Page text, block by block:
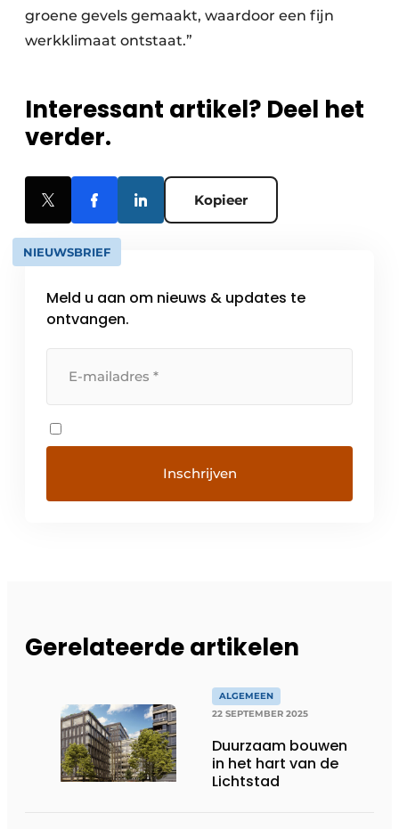
groene gevels gemaakt, waardoor een fijn
werkklimaat ontstaat.”
Interessant artikel? Deel het
verder.
Kopieer
NIEUWSBRIEF
Meld u aan om nieuws & updates te
ontvangen.
Gerelateerde artikelen
ALGEMEEN
22 SEPTEMBER 2025
Duurzaam bouwen
in het hart van de
Lichtstad